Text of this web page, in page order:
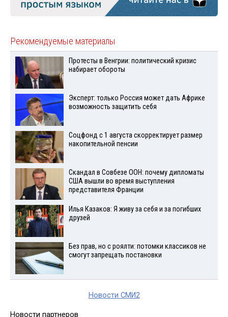
Рекомендуемые материалы
Протесты в Венгрии: политический кризис
набирает обороты
Эксперт: только Россия может дать Африке
возможность защитить себя
Соцфонд с 1 августа скорректирует размер
накопительной пенсии
Скандал в Совбезе ООН: почему дипломаты
США вышли во время выступления
представителя Франции
Илья Казаков: Я живу за себя и за погибших
друзей
Без прав, но с роялти: потомки классиков не
смогут запрещать постановки
Новости СМИ2
Новости партнеров